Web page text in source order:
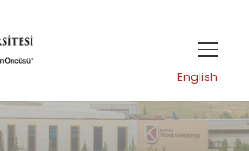
English